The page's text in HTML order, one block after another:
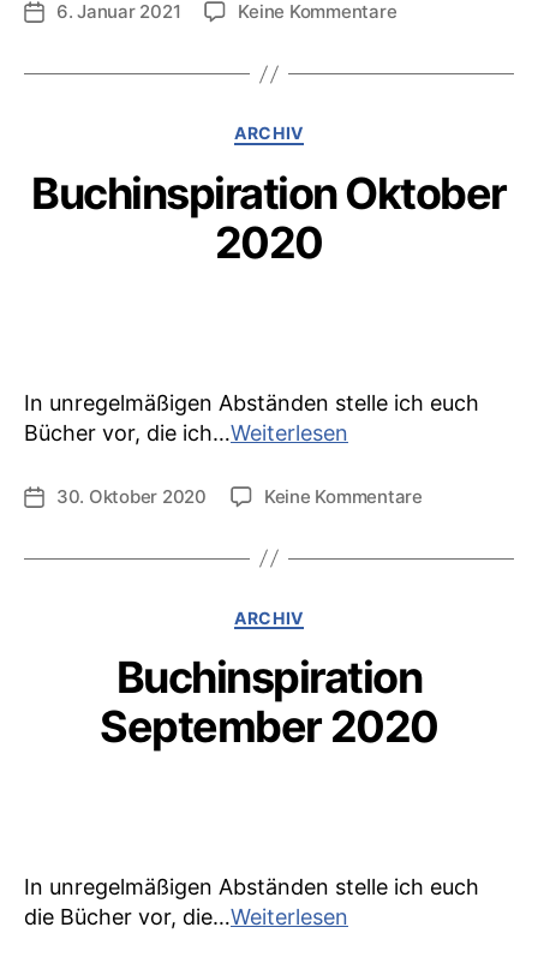
2022
Veröffentlichungsdatum
6. Januar 2021 Keine Kommentarezu
Kategorien
ARCHIV
Buchinspiration Oktober
2020
In unregelmäßigen Abständen stelle ich euch
Bücher vor, die ich…Weiterlesen
2020
Veröffentlichungsdatum
30. Oktober 2020 Keine Kommentarezu
Kategorien
ARCHIV
Buchinspiration
September 2020
In unregelmäßigen Abständen stelle ich euch
die Bücher vor, die…Weiterlesen